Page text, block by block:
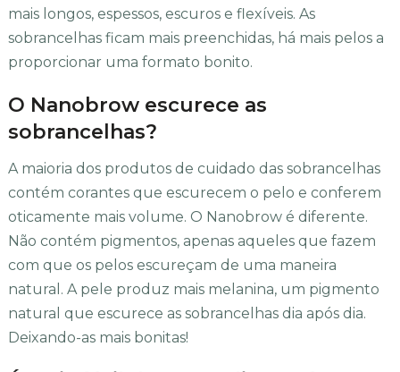
mais longos, espessos, escuros e flexíveis. As
sobrancelhas ficam mais preenchidas, há mais pelos a
proporcionar uma formato bonito.
O Nanobrow escurece as
sobrancelhas?
A maioria dos produtos de cuidado das sobrancelhas
contém corantes que escurecem o pelo e conferem
oticamente mais volume. O Nanobrow é diferente.
Não contém pigmentos, apenas aqueles que fazem
com que os pelos escureçam de uma maneira
natural. A pele produz mais melanina, um pigmento
natural que escurece as sobrancelhas dia após dia.
Deixando-as mais bonitas!